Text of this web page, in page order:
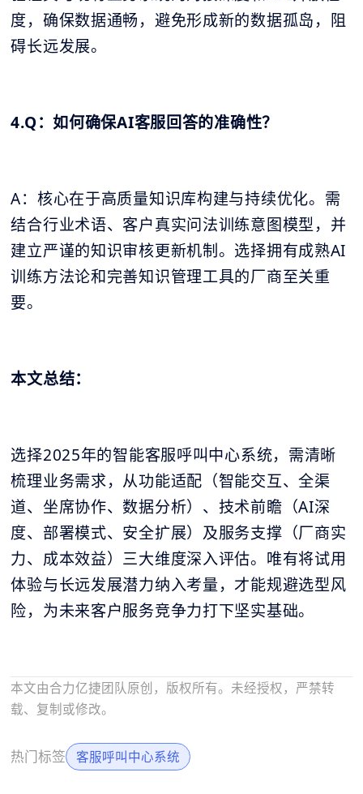
度，确保数据通畅，避免形成新的数据孤岛，阻
碍长远发展。
4.Q：如何确保AI客服回答的准确性？
A：核心在于高质量知识库构建与持续优化。需
结合行业术语、客户真实问法训练意图模型，并
建立严谨的知识审核更新机制。选择拥有成熟AI
训练方法论和完善知识管理工具的厂商至关重
要。
本文总结：
选择2025年的智能客服呼叫中心系统，需清晰
梳理业务需求，从功能适配（智能交互、全渠
道、坐席协作、数据分析）、技术前瞻（AI深
度、部署模式、安全扩展）及服务支撑（厂商实
力、成本效益）三大维度深入评估。唯有将试用
体验与长远发展潜力纳入考量，才能规避选型风
险，为未来客户服务竞争力打下坚实基础。
本文由合力亿捷团队原创，版权所有。未经授权，严禁转
载、复制或修改。
热门标签 客服呼叫中心系统